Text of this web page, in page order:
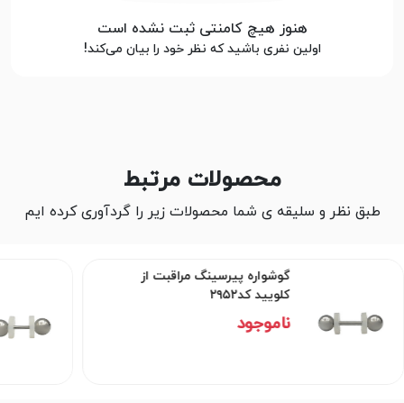
هنوز هیچ کامنتی ثبت نشده است
اولین نفری باشید که نظر خود را بیان می‌کند!
محصولات مرتبط
طبق نظر و سلیقه ی شما محصولات زیر را گردآوری کرده ایم
گوشواره پیرسینگ مراقبت از
ناموجود